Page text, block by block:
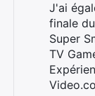
J'ai
finale
Super
TV